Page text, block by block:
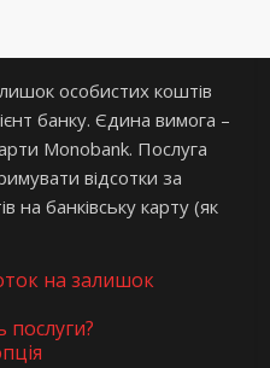
особистих коштів
банку. Єдина вимога –
Monobank. Послуга
відсотки за
на банківську карту (як
на залишок
послуги?